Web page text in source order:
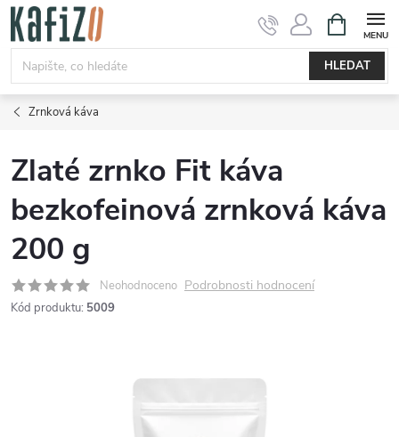
Přejít
obsah
HLEDAT
NÁKUPNÍ
KOŠÍK
Zrnková káva
Zlaté zrnko Fit káva
bezkofeinová zrnková káva
200 g
Neohodnoceno Podrobnosti hodnocení
Kód produktu: 5009